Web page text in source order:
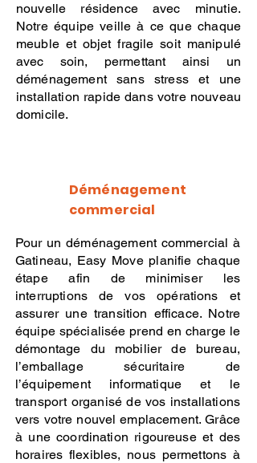
nouvelle résidence avec minutie.
Notre équipe veille à ce que chaque
meuble et objet fragile soit manipulé
avec soin, permettant ainsi un
déménagement sans stress et une
installation rapide dans votre nouveau
domicile.
Déménagement
commercial
Pour un déménagement commercial à
Gatineau, Easy Move planifie chaque
étape afin de minimiser les
interruptions de vos opérations et
assurer une transition efficace. Notre
équipe spécialisée prend en charge le
démontage du mobilier de bureau,
l’emballage sécuritaire de
l’équipement informatique et le
transport organisé de vos installations
vers votre nouvel emplacement. Grâce
à une coordination rigoureuse et des
horaires flexibles, nous permettons à